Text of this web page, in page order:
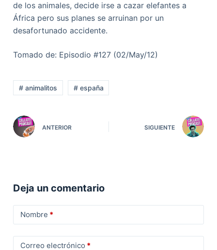
d
o
de los animales, decide irse a cazar elefantes a
África pero sus planes se arruinan por un
desafortunado accidente.
Tomado de: Episodio #127 (02/May/12)
# animalitos # españa
ANTERIOR SIGUIENTE
Deja un comentario
Nombre *
Correo electrónico *